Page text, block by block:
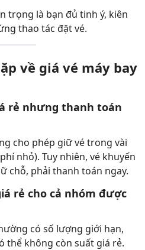
trọng là bạn đủ tinh ý, kiên
thao tác đặt vé.
về giá vé máy bay
rẻ nhưng thanh toán
cho phép giữ vé trong vài
nhỏ). Tuy nhiên, vé khuyến
chỗ, phải thanh toán ngay.
rẻ cho cả nhóm được
có số lượng giới hạn,
thể không còn suất giá rẻ.